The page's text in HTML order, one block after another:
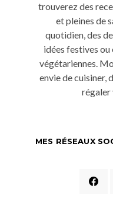
trouverez des
et pleines de
quotidien, des
idées festives
végétariennes.
envie de cuisiner,
régaler
MES RÉSEAUX